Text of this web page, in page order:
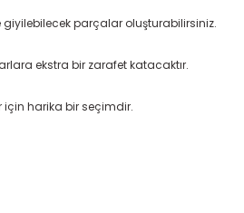
giyilebilecek parçalar oluşturabilirsiniz.
ekstra bir zarafet katacaktır.
için harika bir seçimdir.